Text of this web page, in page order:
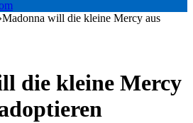
Madonna will die kleine Mercy aus
die kleine Mercy